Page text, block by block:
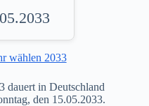
wählen 2033
dauert in Deutschland
den 15.05.2033.